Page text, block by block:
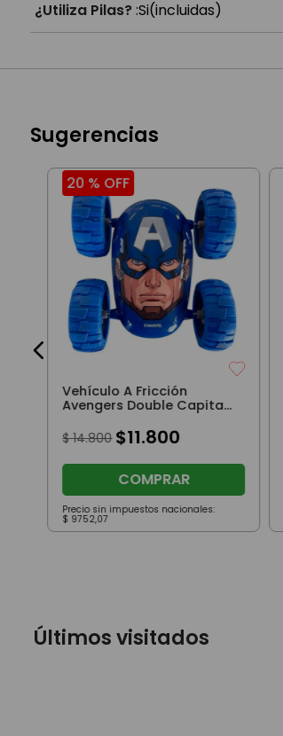
¿Utiliza Pilas?:Si(incluidas)
Sugerencias
20 % OFF
Vehículo A Fricción
Avengers Double Capitan
$ 14.800 $11.800
COMPRAR
Precio sin impuestos nacionales:
$ 9752,07
Últimos visitados